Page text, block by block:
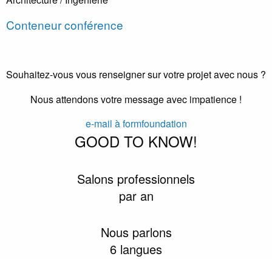
Conteneur conférence
Souhaitez-vous vous renseigner sur votre projet avec nous ?
Nous attendons votre message avec impatience !
e-mail à formfoundation
GOOD TO KNOW!
Salons professionnels
par an
Nous parlons
6 langues